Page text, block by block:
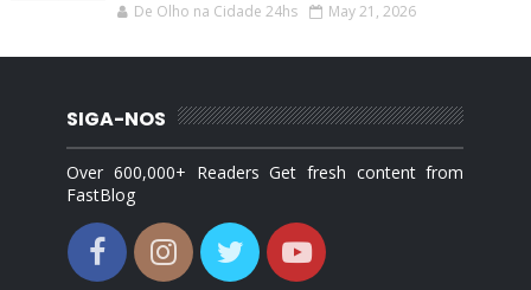
De Olho na Cidade 24hs May 21, 2026
SIGA-NOS
Over 600,000+ Readers Get fresh content from
FastBlog